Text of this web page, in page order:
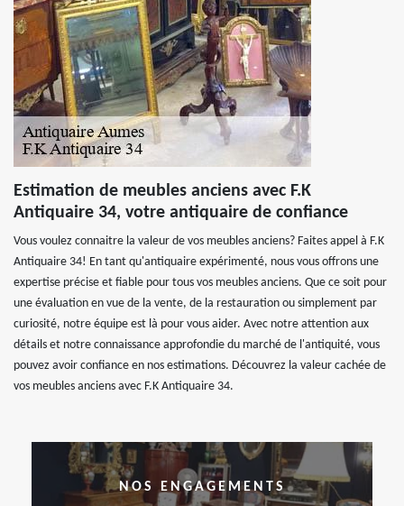
Estimation de meubles anciens avec F.K
Antiquaire 34, votre antiquaire de confiance
Vous voulez connaitre la valeur de vos meubles anciens? Faites appel à F.K
Antiquaire 34! En tant qu'antiquaire expérimenté, nous vous offrons une
expertise précise et fiable pour tous vos meubles anciens. Que ce soit pour
une évaluation en vue de la vente, de la restauration ou simplement par
curiosité, notre équipe est là pour vous aider. Avec notre attention aux
détails et notre connaissance approfondie du marché de l'antiquité, vous
pouvez avoir confiance en nos estimations. Découvrez la valeur cachée de
vos meubles anciens avec F.K Antiquaire 34.
NOS ENGAGEMENTS